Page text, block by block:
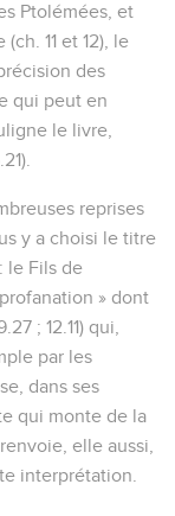
Ptolémées, et
11 et 12), le
des
qui peut en
le livre,
reprises
y a choisi le titre
le Fils de
» dont
; 12.11) qui,
par les
dans ses
qui monte de la
elle aussi,
interprétation.